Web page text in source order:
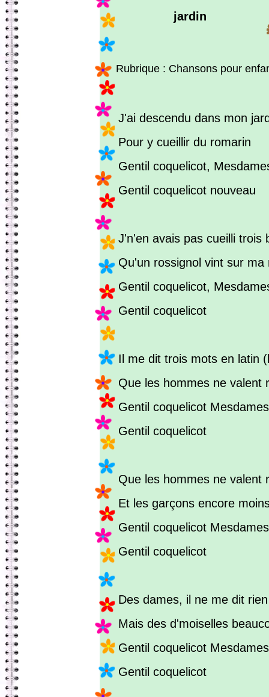
jardin
Rubrique : Chansons pour
J'ai descendu dans mon
Pour y cueillir du romarin
Gentil coquelicot,
Gentil coquelicot nouveau
J'n'en avais pas cueilli trois
Qu'un rossignol vint sur ma
Gentil coquelicot,
Gentil coquelicot
Il me dit trois mots en latin
Que les hommes ne valent
Gentil coquelicot Mesdames
Gentil coquelicot
Que les hommes ne valent
Et les garçons encore
Gentil coquelicot Mesdames
Gentil coquelicot
Des dames, il ne me dit
Mais des d'moiselles
Gentil coquelicot Mesdames
Gentil coquelicot